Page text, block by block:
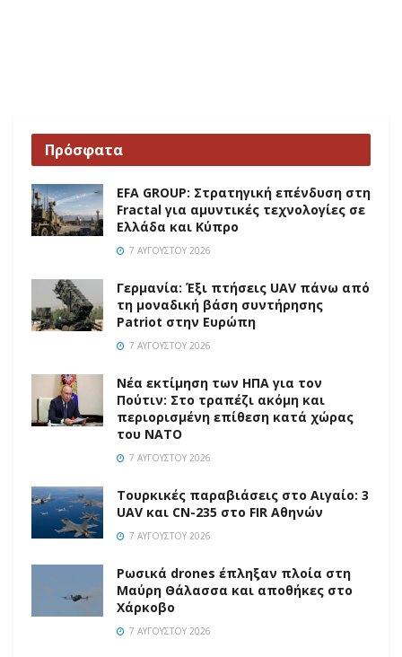
Πρόσφατα
EFA GROUP: Στρατηγική επένδυση στη
Fractal για αμυντικές τεχνολογίες σε
Ελλάδα και Κύπρο
7 ΑΥΓΟΎΣΤΟΥ 2026
Γερμανία: Έξι πτήσεις UAV πάνω από
τη μοναδική βάση συντήρησης
Patriot στην Ευρώπη
7 ΑΥΓΟΎΣΤΟΥ 2026
Νέα εκτίμηση των ΗΠΑ για τον
Πούτιν: Στο τραπέζι ακόμη και
περιορισμένη επίθεση κατά χώρας
του ΝΑΤΟ
7 ΑΥΓΟΎΣΤΟΥ 2026
Τουρκικές παραβιάσεις στο Αιγαίο: 3
UAV και CN-235 στο FIR Αθηνών
7 ΑΥΓΟΎΣΤΟΥ 2026
Ρωσικά drones έπληξαν πλοία στη
Μαύρη Θάλασσα και αποθήκες στο
Χάρκοβο
7 ΑΥΓΟΎΣΤΟΥ 2026